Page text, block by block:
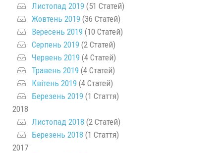
Листопад 2019 (51 Статей)
Жовтень 2019 (36 Статей)
Вересень 2019 (10 Статей)
Серпень 2019 (2 Статей)
Червень 2019 (4 Статей)
Травень 2019 (4 Статей)
Квітень 2019 (4 Статей)
Березень 2019 (1 Стаття)
2018
Листопад 2018 (2 Статей)
Березень 2018 (1 Стаття)
2017